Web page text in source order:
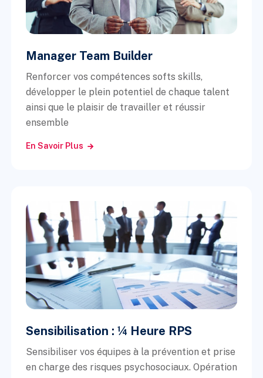
Manager Team Builder
Renforcer vos compétences softs skills,
développer le plein potentiel de chaque talent
ainsi que le plaisir de travailler et réussir
ensemble
En Savoir Plus
Sensibilisation : ¼ Heure RPS
Sensibiliser vos équipes à la prévention et prise
en charge des risques psychosociaux. Opération